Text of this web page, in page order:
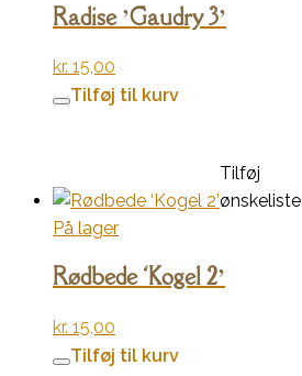
Radise ’Gaudry 3’
kr. 15,00
Tilføj til kurv
Tilføj
ønskeliste
På lager
Rødbede ‘Kogel 2’
kr. 15,00
Tilføj til kurv